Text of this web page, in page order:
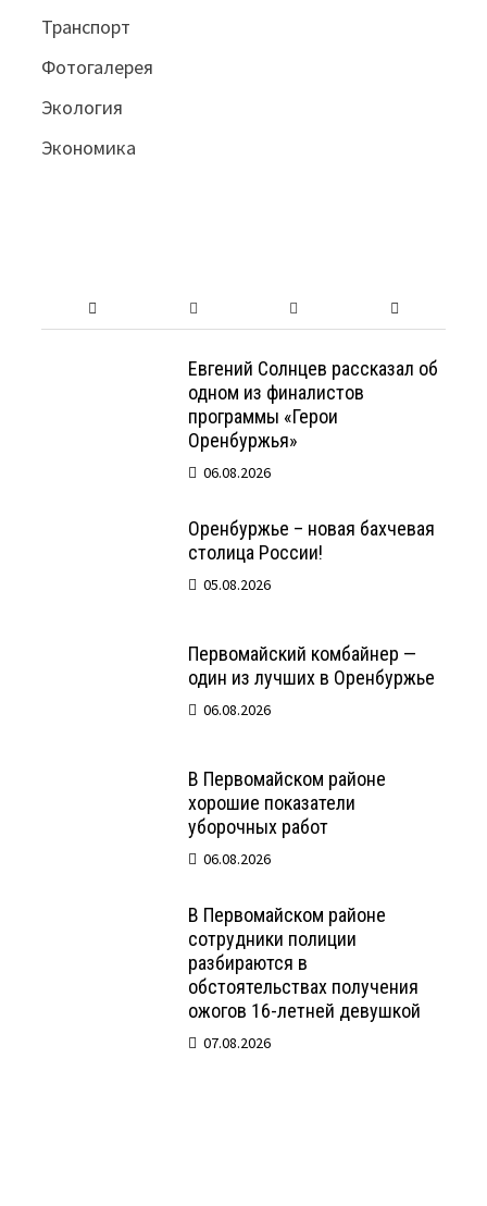
Транспорт
Фотогалерея
Экология
Экономика
Евгений Солнцев рассказал об
одном из финалистов
программы «Герои
Оренбуржья»
06.08.2026
Оренбуржье – новая бахчевая
столица России!
05.08.2026
Первомайский комбайнер —
один из лучших в Оренбуржье
06.08.2026
В Первомайском районе
хорошие показатели
уборочных работ
06.08.2026
В Первомайском районе
сотрудники полиции
разбираются в
обстоятельствах получения
ожогов 16-летней девушкой
07.08.2026